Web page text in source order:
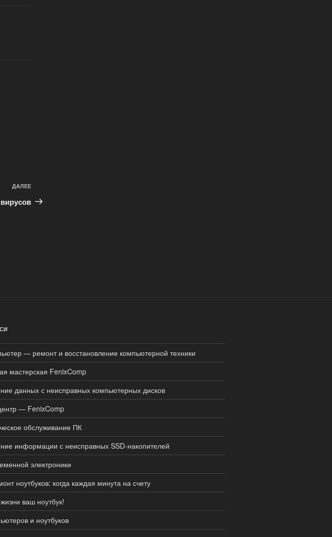
запись
ДАЛЕЕ
— ремонт и восстановление компьютерной техники
мастерская FenixComp
данных с неисправных компьютерных дисков
— FenixComp
обслуживание ПК
информации с неисправных SSD-накопителей
электроники
ноутбуков: когда каждая минута на счету
ваш ноутбук!
и ноутбуков